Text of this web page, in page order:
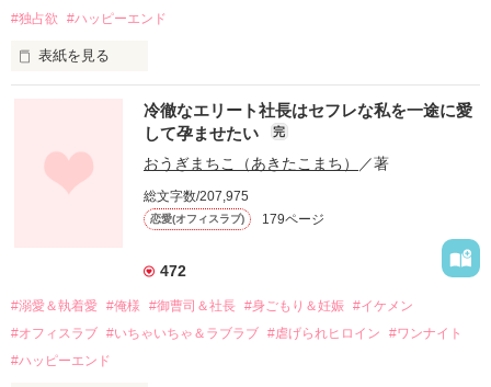
#独占欲
#ハッピーエンド
表紙を見る
幼なじみの哲平に淡い恋心を抱いていた美桜。
しかし、ある出来事をきっかけに二人の関係は壊れてしまう。
関係修復もできないまま、美桜は両親の離婚によって
引っ越すことになり、哲平とも離れ離れになった。
それから約十二年後。
過去の傷から、二度と会いたくないと思っていた哲平に
運命のような再会を果たす。
酔った勢いで一夜を共にしてしまった。
冷徹なエリート社長はセフレな私を一途に愛
して孕ませたい
完
おうぎまちこ（あきたこまち） ／著
総文字数/207,975
恋愛(オフィスラブ) 179ページ
472
#溺愛＆執着愛 #俺様 #御曹司＆社長 #身ごもり＆妊娠 #イケメン
#オフィスラブ #いちゃいちゃ＆ラブラブ #虐げられヒロイン
#ワンナイト
#ハッピーエンド